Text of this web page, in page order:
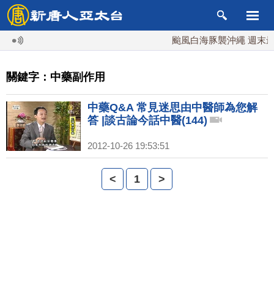
颱風白海豚襲沖繩 週末最
關鍵字：中藥副作用
中藥Q&A 常見迷思由中醫師為您解
答 |談古論今話中醫(144)
2012-10-26 19:53:51
< 1 >